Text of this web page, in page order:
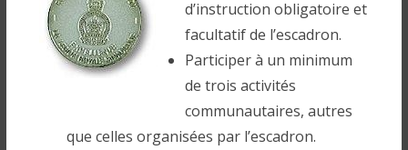
d’instruction obligatoire et
facultatif de l’escadron.
Participer à un minimum
de trois activités
communautaires, autres
que celles organisées par l’escadron.